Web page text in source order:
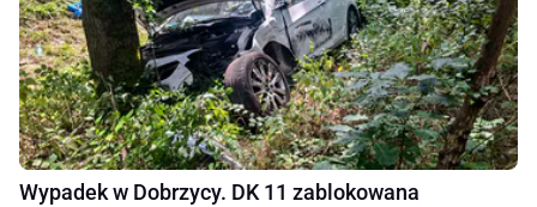
Wypadek w Dobrzycy. DK 11 zablokowana